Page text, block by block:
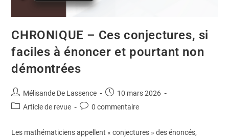
CHRONIQUE – Ces conjectures, si
faciles à énoncer et pourtant non
démontrées
Mélisande De Lassence
10 mars 2026
Article de revue
0 commentaire
Les mathématiciens appellent « conjectures » des énoncés,